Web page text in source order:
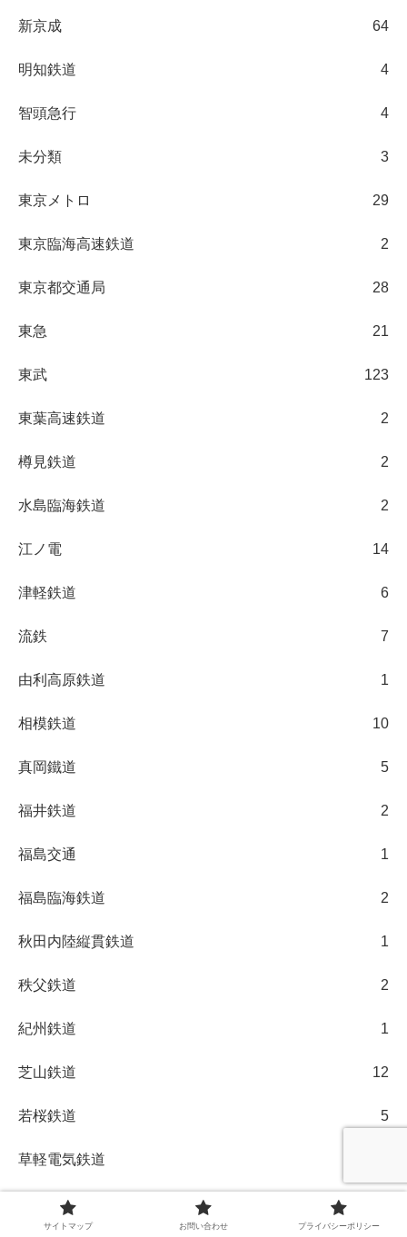
新京成 64
明知鉄道 4
智頭急行 4
未分類 3
東京メトロ 29
東京臨海高速鉄道 2
東京都交通局 28
東急 21
東武 123
東葉高速鉄道 2
樽見鉄道 2
水島臨海鉄道 2
江ノ電 14
津軽鉄道 6
流鉄 7
由利高原鉄道 1
相模鉄道 10
真岡鐵道 5
福井鉄道 2
福島交通 1
福島臨海鉄道 2
秋田内陸縦貫鉄道 1
秩父鉄道 2
紀州鉄道 1
芝山鉄道 12
若桜鉄道 5
草軽電気鉄道
サイトマップ お問い合わせ プライバシーポリシー